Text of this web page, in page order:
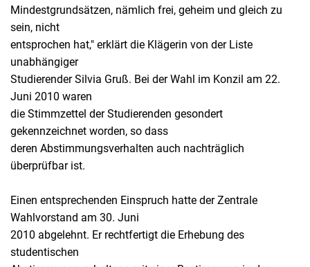
Mindestgrundsätzen, nämlich frei, geheim und gleich zu
sein, nicht
entsprochen hat," erklärt die Klägerin von der Liste
unabhängiger
Studierender Silvia Gruß. Bei der Wahl im Konzil am 22.
Juni 2010 waren
die Stimmzettel der Studierenden gesondert
gekennzeichnet worden, so dass
deren Abstimmungsverhalten auch nachträglich
überprüfbar ist.
Einen entsprechenden Einspruch hatte der Zentrale
Wahlvorstand am 30. Juni
2010 abgelehnt. Er rechtfertigt die Erhebung des
studentischen